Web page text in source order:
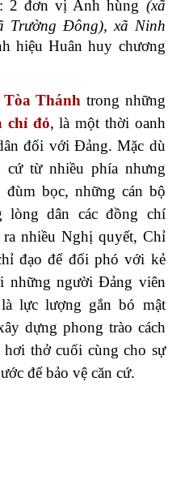
2 đơn vị Anh hùng (xã
Trường Đông), xã Ninh
hiệu Huân huy chương
Thánh trong những
chỉ đỏ, là một thời oanh
đối với Đảng. Mặc dù
cứ từ nhiều phía nhưng
đùm bọc, những cán bộ
lòng dân các đồng chí
nhiều Nghị quyết, Chỉ
đạo để đối phó với kẻ
những người Đảng viên
lực lượng gắn bó mật
dựng phong trào cách
hơi thở cuối cùng cho sự
để bảo vệ căn cứ.